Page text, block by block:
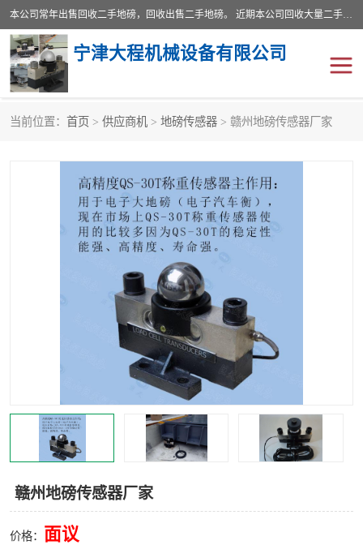
本公司常年出售回收二手地磅，回收出售二手地磅。 近期本公司回收大量二手地磅，型号齐全，宽度从2米到3.5米，长度5米到25米，承重吨位从10到200吨，成色7—9成新。 ? 使用年限6个月至2年，产品来源于个人闲置品，工矿企业停用品，因小换大而来。 精准度和新的一样， 二手地磅是内行人的选择，打个电话就省钱朋友您好等什么
宁津大程机械设备有限公司
当前位置： 首页 > 供应商机 > 地磅传感器 > 赣州地磅传感器厂家
赣州地磅传感器厂家
价格： 面议
地磅传感器 废纸打包机
食品烘干机
全自动输送机
食品螺旋塔
木材撕碎机
塑料撕碎机 金属撕碎机